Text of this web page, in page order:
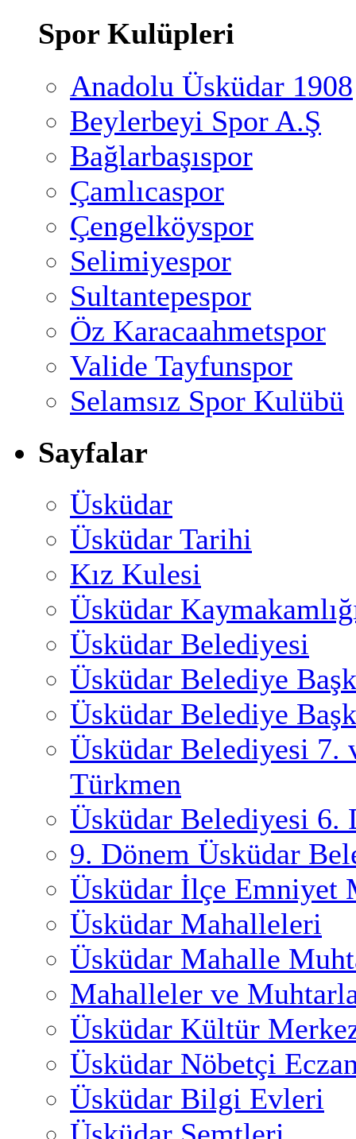
Spor Kulüpleri
Anadolu Üsküdar 1908
Beylerbeyi Spor A.Ş
Bağlarbaşıspor
Çamlıcaspor
Çengelköyspor
Selimiyespor
Sultantepespor
Öz Karacaahmetspor
Valide Tayfunspor
Selamsız Spor Kulübü
Sayfalar
Üsküdar
Üsküdar Tarihi
Kız Kulesi
Üsküdar
Üsküdar Belediyesi
Üsküdar Belediye
Üsküdar Belediye
Üsküdar Belediyesi 7.
Türkmen
Üsküdar Belediyesi 6.
9. Dönem Üsküdar
Üsküdar İlçe Emniyet
Üsküdar Mahalleleri
Üsküdar Mahalle
Mahalleler ve
Üsküdar Kültür
Üsküdar Nöbetçi
Üsküdar Bilgi Evleri